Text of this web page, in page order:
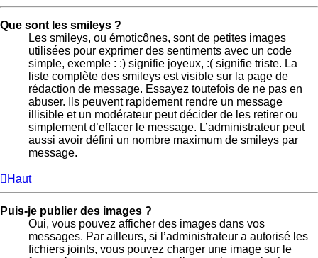
Que sont les smileys ?
Les smileys, ou émoticônes, sont de petites images
utilisées pour exprimer des sentiments avec un code
simple, exemple : :) signifie joyeux, :( signifie triste. La
liste complète des smileys est visible sur la page de
rédaction de message. Essayez toutefois de ne pas en
abuser. Ils peuvent rapidement rendre un message
illisible et un modérateur peut décider de les retirer ou
simplement d’effacer le message. L’administrateur peut
aussi avoir défini un nombre maximum de smileys par
message.
Haut
Puis-je publier des images ?
Oui, vous pouvez afficher des images dans vos
messages. Par ailleurs, si l’administrateur a autorisé les
fichiers joints, vous pouvez charger une image sur le